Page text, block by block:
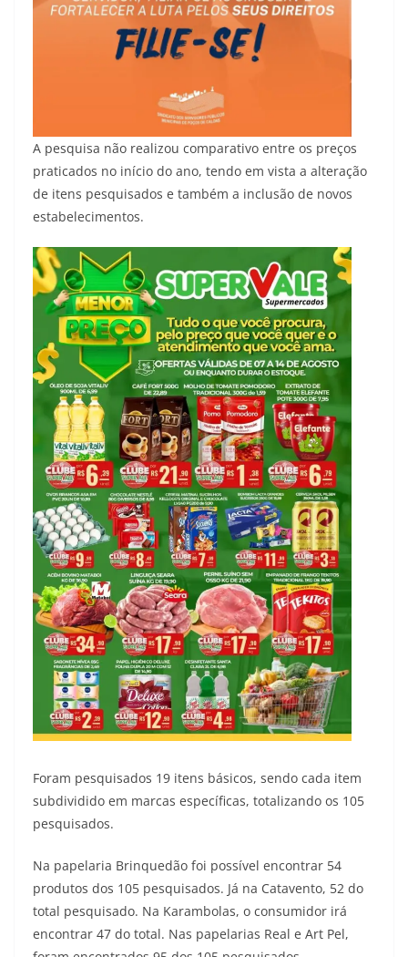
A pesquisa não realizou comparativo entre os preços
praticados no início do ano, tendo em vista a alteração
de itens pesquisados e também a inclusão de novos
estabelecimentos.
Foram pesquisados 19 itens básicos, sendo cada item
subdividido em marcas específicas, totalizando os 105
pesquisados.
Na papelaria Brinquedão foi possível encontrar 54
produtos dos 105 pesquisados. Já na Catavento, 52 do
total pesquisado. Na Karambolas, o consumidor irá
encontrar 47 do total. Nas papelarias Real e Art Pel,